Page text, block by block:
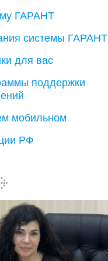
ГАРАНТ
системы ГАРАНТ
для вас
поддержки
мобильном
РФ